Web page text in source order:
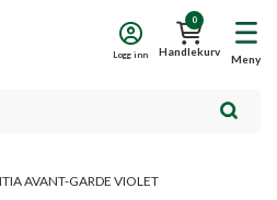
Meny
0
Handlekurv
Logg inn
AVANT-GARDE VIOLET